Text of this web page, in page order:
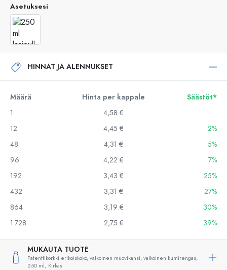
Asetuksesi
HINNAT JA ALENNUKSET
Määrä Hinta per kappale
Säästöt*
1
4,58 €
12
4,45 €
2%
48
4,31 €
5%
96
4,22 €
7%
192
3,43 €
25%
432
3,31 €
27%
864
3,19 €
30%
1.728
2,75 € 39%
MUKAUTA TUOTE
Patenttikorkki erikoiskoko, valkoinen muovikansi, valkoinen kumirengas,
250 ml, Kirkas